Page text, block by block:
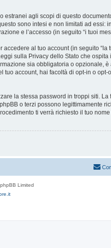
agli scopi di questo
sono intesi e non limitati ad essi:
e l’accesso (in seguito “i tuoi
al tuo account (in seguito
sulla Privacy dello Stato che
sia obbligatoria o opzionale, è
account, hai facoltà di opt-in o
la stessa password in troppi siti.
o terzi possono legittimamente
ti verrà richiesto il tuo
Limited